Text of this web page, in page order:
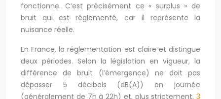
fonctionne. C’est précisément ce « surplus » de
bruit qui est réglementé, car il représente la
nuisance réelle.
En France, la réglementation est claire et distingue
deux périodes. Selon la législation en vigueur, la
différence de bruit (l’émergence) ne doit pas
dépasser 5 décibels (dB(A)) en journée
(généralement de 7h à 22h) et, plus strictement, 3